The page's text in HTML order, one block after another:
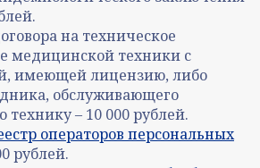
на техническое
медицинской техники с
имеющей лицензию, либо
обслуживающего
– 10 000 рублей.
операторов персональных
рублей.